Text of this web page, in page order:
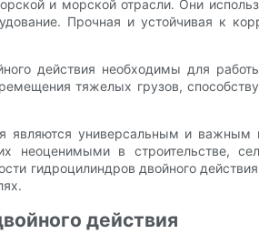
и морской отрасли. Они
Прочная и устойчивая к
действия необходимы для
тяжелых грузов,
являются универсальным и
неоценимыми в строительстве,
гидроцилиндров двойного
действия